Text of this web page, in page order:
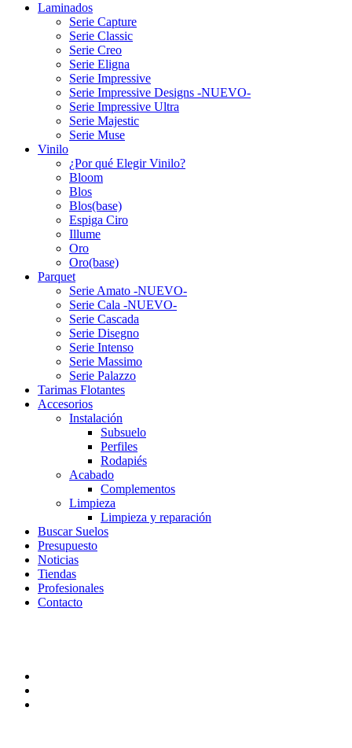
Laminados
Serie Capture
Serie Classic
Serie Creo
Serie Eligna
Serie Impressive
Serie Impressive Designs -NUEVO-
Serie Impressive Ultra
Serie Majestic
Serie Muse
Vinilo
¿Por qué Elegir Vinilo?
Bloom
Blos
Blos(base)
Espiga Ciro
Illume
Oro
Oro(base)
Parquet
Serie Amato -NUEVO-
Serie Cala -NUEVO-
Serie Cascada
Serie Disegno
Serie Intenso
Serie Massimo
Serie Palazzo
Tarimas Flotantes
Accesorios
Instalación
Subsuelo
Perfiles
Rodapiés
Acabado
Complementos
Limpieza
Limpieza y reparación
Buscar Suelos
Presupuesto
Noticias
Tiendas
Profesionales
Contacto